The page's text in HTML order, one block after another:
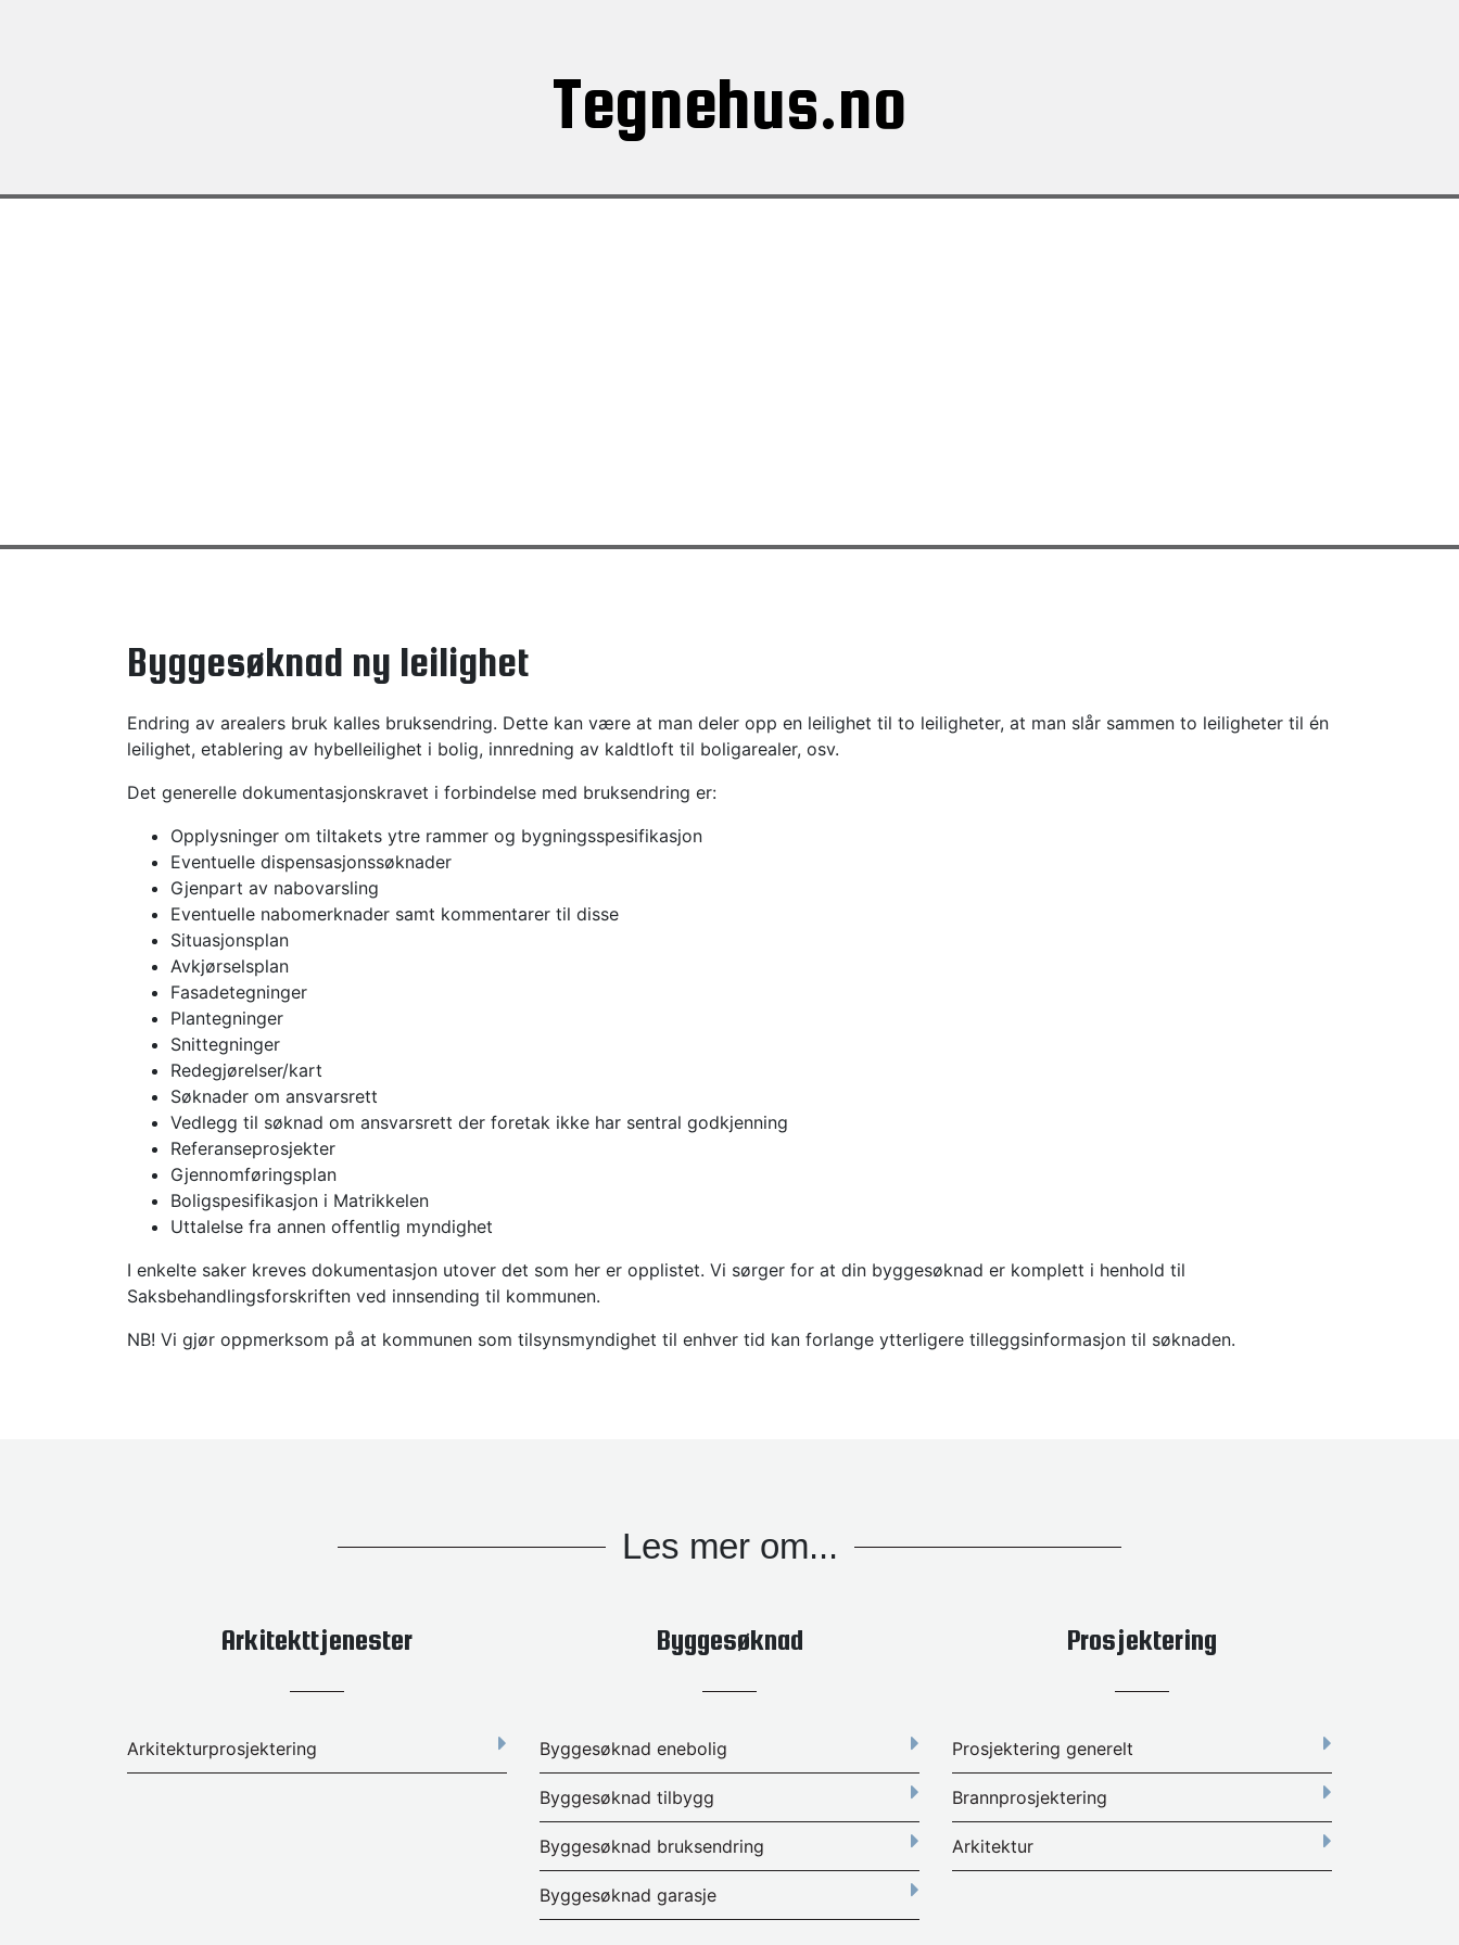
Tegnehus.no
Byggesøknad ny leilighet
Endring av arealers bruk kalles bruksendring. Dette kan være at man deler opp en leilighet til to leiligheter, at man slår sammen to leiligheter til én
leilighet, etablering av hybelleilighet i bolig, innredning av kaldtloft til boligarealer, osv.
Det generelle dokumentasjonskravet i forbindelse med bruksendring er:
Opplysninger om tiltakets ytre rammer og bygningsspesifikasjon
Eventuelle dispensasjonssøknader
Gjenpart av nabovarsling
Eventuelle nabomerknader samt kommentarer til disse
Situasjonsplan
Avkjørselsplan
Fasadetegninger
Plantegninger
Snittegninger
Redegjørelser/kart
Søknader om ansvarsrett
Vedlegg til søknad om ansvarsrett der foretak ikke har sentral godkjenning
Referanseprosjekter
Gjennomføringsplan
Boligspesifikasjon i Matrikkelen
Uttalelse fra annen offentlig myndighet
I enkelte saker kreves dokumentasjon utover det som her er opplistet. Vi sørger for at din byggesøknad er komplett i henhold til
Saksbehandlingsforskriften ved innsending til kommunen.
NB! Vi gjør oppmerksom på at kommunen som tilsynsmyndighet til enhver tid kan forlange ytterligere tilleggsinformasjon til søknaden.
Les mer om...
Arkitekttjenester
Arkitekturprosjektering
Byggesøknad
Byggesøknad enebolig
Byggesøknad tilbygg
Byggesøknad bruksendring
Byggesøknad garasje
Prosjektering
Prosjektering generelt
Brannprosjektering
Arkitektur